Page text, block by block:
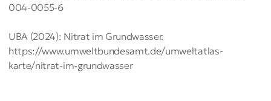
004-0055-6
UBA (2024): Nitrat im Grundwasser.
https://www.umweltbundesamt.de/umweltatlas-
karte/nitrat-im-grundwasser